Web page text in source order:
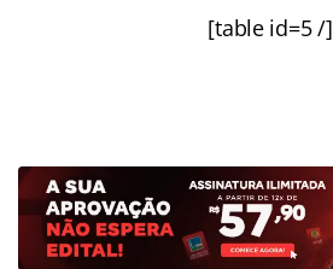
[table id=5 /]